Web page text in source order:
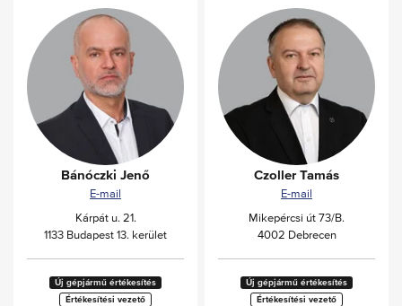
Bánóczki Jenő
E-mail
Kárpát u. 21.
1133 Budapest 13. kerület
Új gépjármű értékesítés
Értékesítési vezető
Czoller Tamás
E-mail
Mikepércsi út 73/B.
4002 Debrecen
Új gépjármű értékesítés
Értékesítési vezető